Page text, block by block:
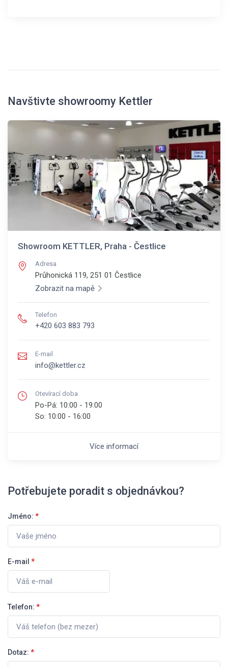
Navštivte showroomy Kettler
Showroom KETTLER, Praha - Čestlice
Adresa
Průhonická 119, 251 01 Čestlice
Zobrazit na mapě
Telefon
+420 603 883 793
E-mail
info@kettler.cz
Otevírací doba
Po-Pá: 10:00 - 19:00
So: 10:00 - 16:00
Více informací
Potřebujete poradit s objednávkou?
Jméno: *
E-mail *
Telefon: *
Dotaz: *